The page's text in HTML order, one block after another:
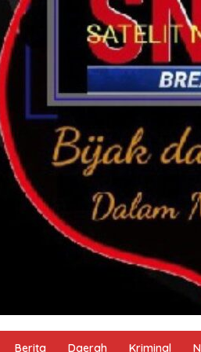
Berita Daerah Kriminal